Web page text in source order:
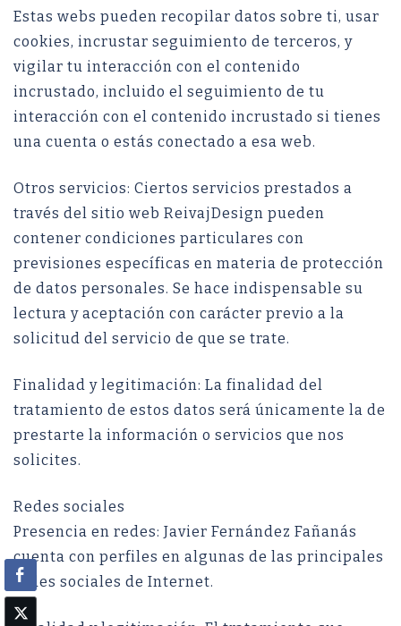
Estas webs pueden recopilar datos sobre ti, usar
cookies, incrustar seguimiento de terceros, y
vigilar tu interacción con el contenido
incrustado, incluido el seguimiento de tu
interacción con el contenido incrustado si tienes
una cuenta o estás conectado a esa web.
Otros servicios: Ciertos servicios prestados a
través del sitio web ReivajDesign pueden
contener condiciones particulares con
previsiones específicas en materia de protección
de datos personales. Se hace indispensable su
lectura y aceptación con carácter previo a la
solicitud del servicio de que se trate.
Finalidad y legitimación: La finalidad del
tratamiento de estos datos será únicamente la de
prestarte la información o servicios que nos
solicites.
Redes sociales
Presencia en redes: Javier Fernández Fañanás
cuenta con perfiles en algunas de las principales
redes sociales de Internet.